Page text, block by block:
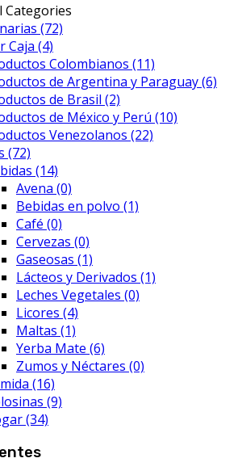
Categories
(72)
Caja (4)
Colombianos (11)
de Argentina y Paraguay(6)
de Brasil (2)
de México y Perú (10)
Venezolanos (22)
(72)
(14)
Avena (0)
Bebidas en polvo (1)
Café (0)
Cervezas (0)
Gaseosas (1)
Lácteos y Derivados (1)
Leches Vegetales (0)
Licores (4)
Maltas (1)
Yerba Mate (6)
Zumos y Néctares (0)
(16)
(9)
(34)